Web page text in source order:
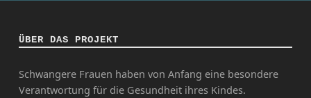
ÜBER DAS PROJEKT
Schwangere Frauen haben von Anfang eine besondere
Verantwortung für die Gesundheit ihres Kindes.